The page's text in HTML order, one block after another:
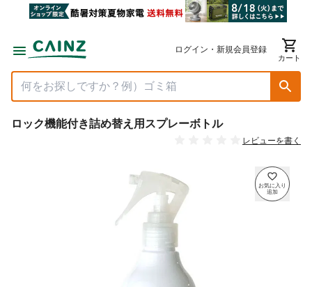
ログイン・新規会員登録
カート
ロック機能付き詰め替え用スプレーボトル
レビューを書く